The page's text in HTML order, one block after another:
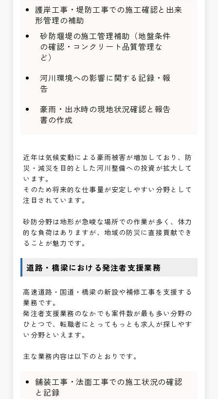
護岸工事・堤防工事での施工確認と出来
形管理の補助
砂防堰堤の施工管理補助（地盤条件
の確認・コンクリート品質管理な
ど）
河川環境への影響に関する記録・報
告
豪雨・出水時の現地状況確認と報告
書の作成
近年は気候変動による豪雨被害が増加しており、防
災・減災を目的とした河川整備への投資が拡大して
います。
そのため将来的な仕事量が安定しやすい分野として
注目されています。
砂防分野は地形が急峻な場所での作業が多く、体力
的な負荷はありますが、地域の防災に直接貢献でき
ることが魅力です。
道路・橋梁における発注者支援業務
高速道路・国道・橋梁の新設や補修工事を支援する
業務です。
発注者支援業務のなかでも案件数が最も多い分野の
ひとつで、転職者にとってもっとも求人が探しやす
い分野といえます。
主な業務内容は以下のとおりです。
舗装工事・法面工事での施工状況の確認
と記録